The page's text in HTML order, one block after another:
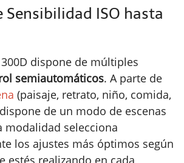
Sensibilidad ISO hasta
dispone de múltiples
semiautomáticos. A parte de
(paisaje, retrato, niño, comida,
de un modo de escenas
modalidad selecciona
los ajustes más óptimos según
estés realizando en cada